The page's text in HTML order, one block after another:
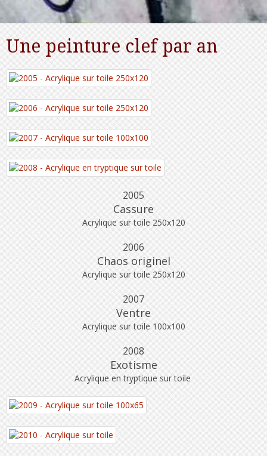
Une peinture clef par an
2005
Cassure
Acrylique sur toile 250x120
2006
Chaos originel
Acrylique sur toile 250x120
2007
Ventre
Acrylique sur toile 100x100
2008
Exotisme
Acrylique en tryptique sur toile